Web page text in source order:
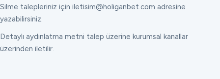
Silme talepleriniz için iletisim@holiganbet.com adresine
yazabilirsiniz.
Detaylı aydınlatma metni talep üzerine kurumsal kanallar
üzerinden iletilir.